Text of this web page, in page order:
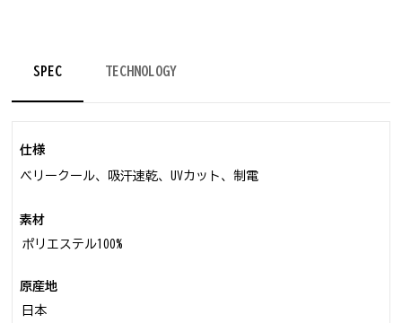
SPEC TECHNOLOGY
仕様
ベリークール、吸汗速乾、UVカット、制電
素材
ポリエステル100%
原産地
日本